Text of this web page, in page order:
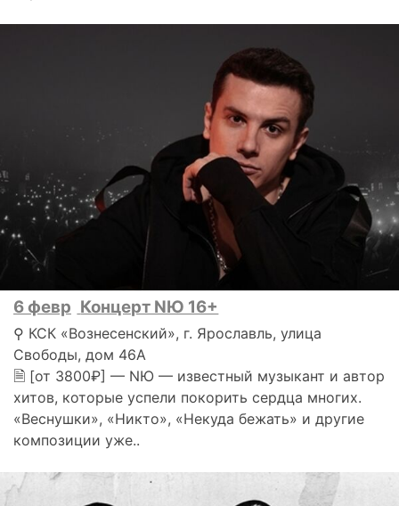
6 февр Концерт NЮ 16+
⚲ КСК «Вознесенский», г. Ярославль, улица
Свободы, дом 46А
🗎 [от 3800₽] — NЮ — известный музыкант и автор
хитов, которые успели покорить сердца многих.
«Веснушки», «Никто», «Некуда бежать» и другие
композиции уже..